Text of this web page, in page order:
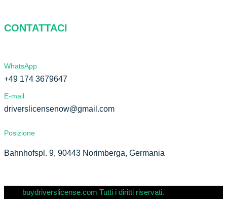
CONTATTACI
WhatsApp
+49 174 3679647
E-mail
driverslicensenow@gmail.com
Posizione
Bahnhofspl. 9, 90443 Norimberga, Germania
buydriverslicense.com Tutti i diritti riservati.